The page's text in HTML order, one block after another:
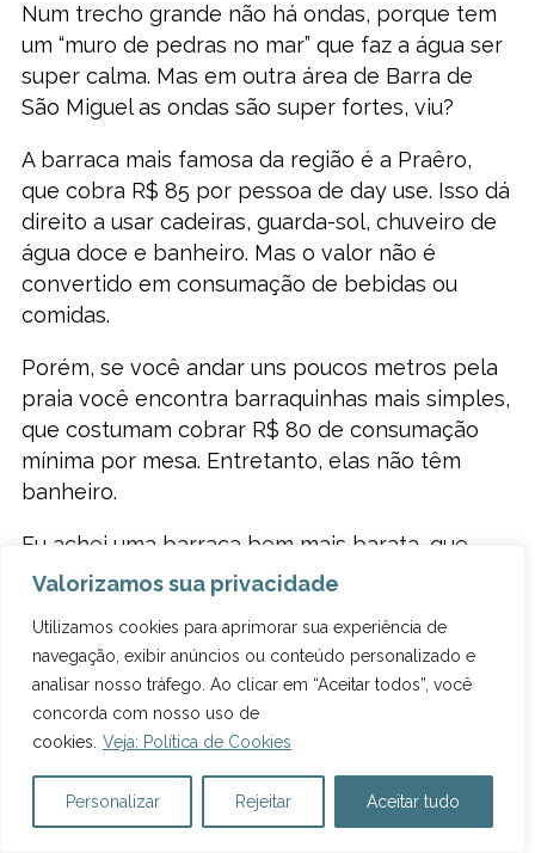
Valorizamos sua privacidade
Utilizamos cookies para aprimorar sua experiência de
navegação, exibir anúncios ou conteúdo personalizado e
analisar nosso tráfego. Ao clicar em “Aceitar todos”, você
concorda com nosso uso de
cookies. Veja: Política de Cookies
Personalizar Rejeitar Aceitar tudo
Num trecho grande não há ondas, porque tem
um “muro de pedras no mar” que faz a água ser
super calma. Mas em outra área de Barra de
São Miguel as ondas são super fortes, viu?
A barraca mais famosa da região é a Praêro,
que cobra R$ 85 por pessoa de day use. Isso dá
direito a usar cadeiras, guarda-sol, chuveiro de
água doce e banheiro. Mas o valor não é
convertido em consumação de bebidas ou
comidas.
Porém, se você andar uns poucos metros pela
praia você encontra barraquinhas mais simples,
que costumam cobrar R$ 80 de consumação
mínima por mesa. Entretanto, elas não têm
banheiro.
Eu achei uma barraca bem mais barata, que
cobrou apenas R$ 30 pelo aluguel de 2 cadeiras
Barra de São Miguel. Mas ela não tinha
banheiro.
O ideal é ir a Barra de São Miguel de
alugado,porque os passeios que saem de
Maceió pra lá fazem apenas uma parada rápida
pra fotos.